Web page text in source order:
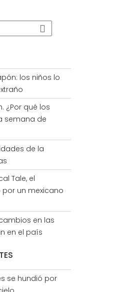
los niños lo
¿Por qué los
semana de
de la
Tale, el
un mexicano
en las
en el país
se hundió por